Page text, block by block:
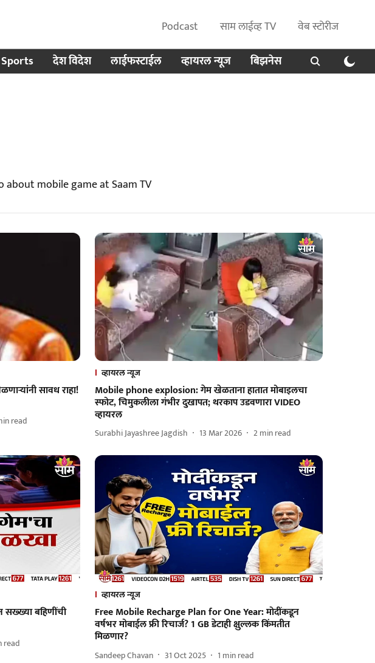
Podcast साम लाईव्ह TV
वेब स्टोरीज
Sports देश विदेश लाईफस्टाईल व्हायरल न्यूज बिझनेस
about mobile game at Saam TV
सावध राहा!
read
व्हायरल न्यूज
Mobile phone explosion: गेम खेळताना हातात मोबाइलचा
स्फोट, चिमुकलीला गंभीर दुखापत; थरकाप उडवणारा VIDEO
व्हायरल
Surabhi Jayashree Jagdish 13 Mar 2026 2min read
सख्ख्या बहिणींची
read
व्हायरल न्यूज
Free Mobile Recharge Plan for One Year: मोदींकडून
वर्षभर मोबाईल फ्री रिचार्ज? 1 GB डेटाही क्षुल्लक किंमतीत
मिळणार?
Sandeep Chavan 31 Oct 2025 1 min read